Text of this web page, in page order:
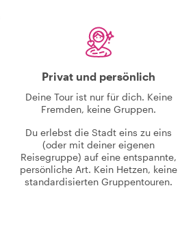
Privat und persönlich
Deine Tour ist nur für dich. Keine
Fremden, keine Gruppen.
Du erlebst die Stadt eins zu eins
(oder mit deiner eigenen
Reisegruppe) auf eine entspannte,
persönliche Art. Kein Hetzen, keine
standardisierten Gruppentouren.